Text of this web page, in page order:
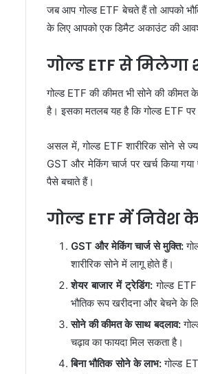
जब आप गोल्ड ETF बेचते हैं तो आपको
के लिए आपको एक डिमैट अकाउंट की
गोल्ड ETF से मिलेगा
गोल्ड ETF की कीमत भी सोने की कीमत
है। इसका मतलब यह है कि गोल्ड ETF पर
असल में, गोल्ड ETF शारीरिक सोने से
GST और मेकिंग चार्ज पर खर्च किया
पैसे बचाते हैं।
गोल्ड ETF में निवेश
GST और मेकिंग चार्ज से मुक्ति:
शारीरिक सोने में लागू होते हैं।
शेयर बाजार में ट्रेडिंग:गोल्ड
भौतिक रूप खरीदना और बेचने के
सोने की कीमत के साथ बदलाव:
चढ़ाव का फायदा मिल सकता है।
बिना भौतिक सोने के लाभ:गोल्ड